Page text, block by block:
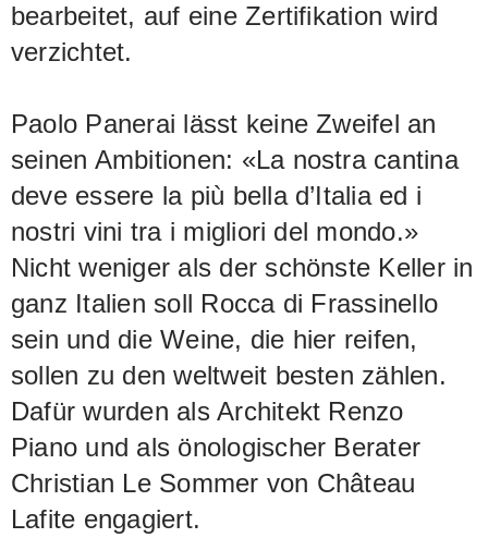
bearbeitet, auf eine Zertifikation wird
verzichtet.
Paolo Panerai lässt keine Zweifel an
seinen Ambitionen: «La nostra cantina
deve essere la più bella d’Italia ed i
nostri vini tra i migliori del mondo.»
Nicht weniger als der schönste Keller in
ganz Italien soll Rocca di Frassinello
sein und die Weine, die hier reifen,
sollen zu den weltweit besten zählen.
Dafür wurden als Architekt Renzo
Piano und als önologischer Berater
Christian Le Sommer von Château
Lafite engagiert.